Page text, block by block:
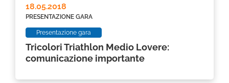
Tricolori Triathlon Medio Lovere:
comunicazione importante
PRESENTAZIONE GARA
18.05.2018
Presentazione gara